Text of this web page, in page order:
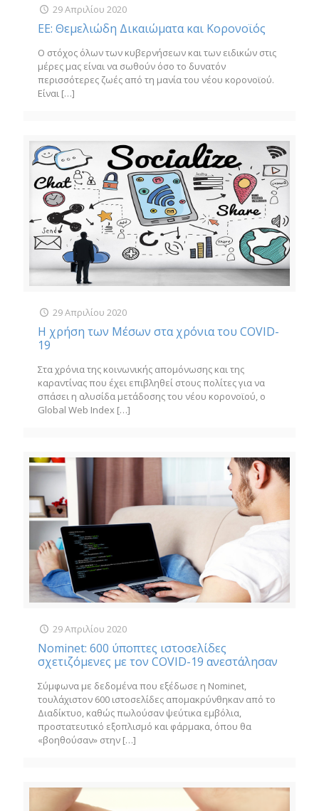
29 Απριλίου 2020
ΕΕ: Θεμελιώδη Δικαιώματα και Κορονοϊός
Ο στόχος όλων των κυβερνήσεων και των ειδικών στις
μέρες μας είναι να σωθούν όσο το δυνατόν
περισσότερες ζωές από τη μανία του νέου κορονοϊού.
Είναι […]
29 Απριλίου 2020
Η χρήση των Μέσων στα χρόνια του COVID-
19
Στα χρόνια της κοινωνικής απομόνωσης και της
καραντίνας που έχει επιβληθεί στους πολίτες για να
σπάσει η αλυσίδα μετάδοσης του νέου κορονοϊού, ο
Global Web Index […]
29 Απριλίου 2020
Nominet: 600 ύποπτες ιστοσελίδες
σχετιζόμενες με τον COVID-19 ανεστάλησαν
Σύμφωνα με δεδομένα που εξέδωσε η Nominet,
τουλάχιστον 600 ιστοσελίδες απομακρύνθηκαν από το
Διαδίκτυο, καθώς πωλούσαν ψεύτικα εμβόλια,
προστατευτικό εξοπλισμό και φάρμακα, όπου θα
«βοηθούσαν» στην […]